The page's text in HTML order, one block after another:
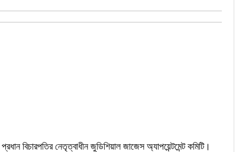
বিচারপতির নেতৃত্বাধীন জুডিশিয়াল জাজেস অ্যাপয়েন্টমেন্ট কমিটি।